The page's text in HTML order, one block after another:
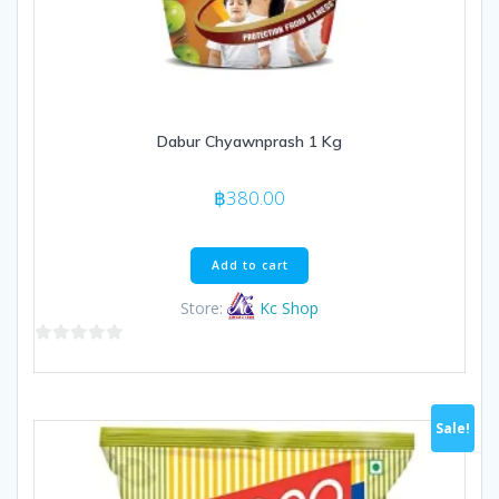
Dabur Chyawnprash 1 Kg
฿380.00
Add to cart
Store: Kc Shop
Sale!